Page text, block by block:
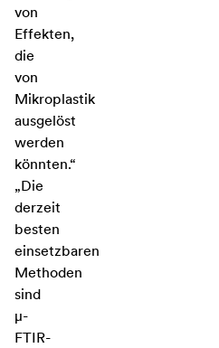
von
Effekten,
die
von
Mikroplastik
ausgelöst
werden
könnten.“
„Die
derzeit
besten
einsetzbaren
Methoden
sind
µ-
FTIR-